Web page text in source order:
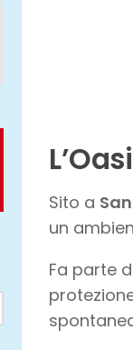
Sito a
un
Fa parte